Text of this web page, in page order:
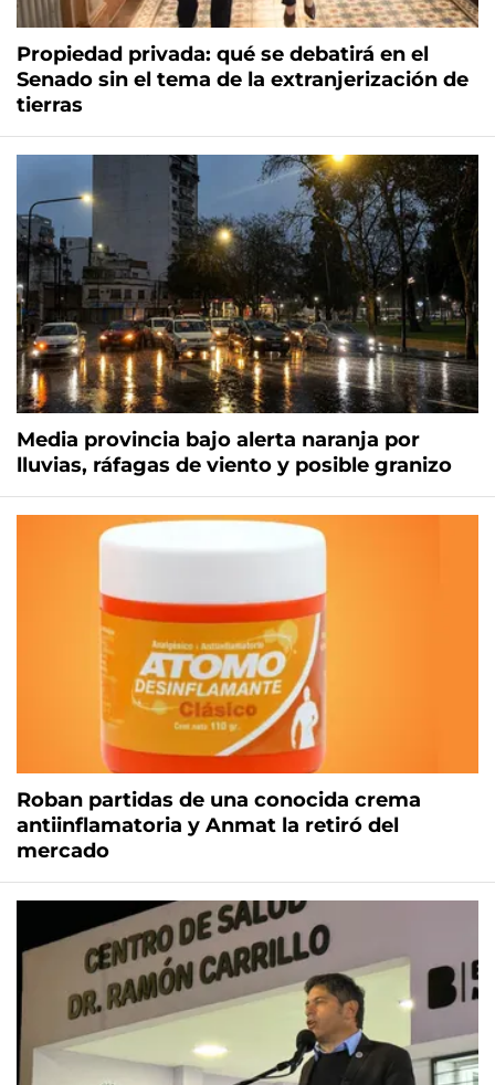
Propiedad privada: qué se debatirá en el
Senado sin el tema de la extranjerización de
tierras
Media provincia bajo alerta naranja por
lluvias, ráfagas de viento y posible granizo
Roban partidas de una conocida crema
antiinflamatoria y Anmat la retiró del
mercado